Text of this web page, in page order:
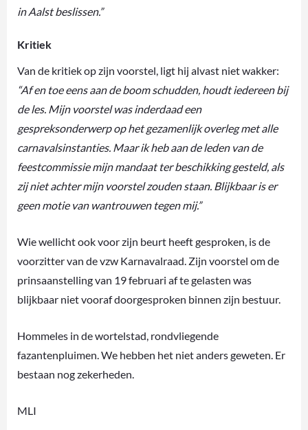
in Aalst beslissen.”
Kritiek
Van de kritiek op zijn voorstel, ligt hij alvast niet wakker:
“Af en toe eens aan de boom schudden, houdt iedereen bij
de les. Mijn voorstel was inderdaad een
gespreksonderwerp op het gezamenlijk overleg met alle
carnavalsinstanties. Maar ik heb aan de leden van de
feestcommissie mijn mandaat ter beschikking gesteld, als
zij niet achter mijn voorstel zouden staan. Blijkbaar is er
geen motie van wantrouwen tegen mij.”
Wie wellicht ook voor zijn beurt heeft gesproken, is de
voorzitter van de vzw Karnavalraad. Zijn voorstel om de
prinsaanstelling van 19 februari af te gelasten was
blijkbaar niet vooraf doorgesproken binnen zijn bestuur.
Hommeles in de wortelstad, rondvliegende
fazantenpluimen. We hebben het niet anders geweten. Er
bestaan nog zekerheden.
MLI